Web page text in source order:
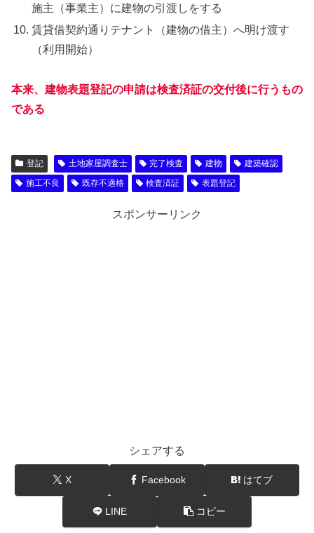
施主（事業主）に建物の引渡しをする
賃貸借契約通りテナント（建物の借主）へ明け渡す
（利用開始）
本来、建物表題登記の申請は検査済証の交付後に行うもの
である
登記 土地家屋調査士 完了検査 建物
建築確認
施工不良
既存不適格 検査済証 表題登記
スポンサーリンク
シェアする
X Facebook はてブ
LINE コピー